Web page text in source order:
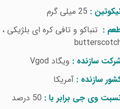
:
25میلی گرم
: تنباکو و تافی کره ای بلژیکی ،
سازنده : ویگاد Vgod
سازنده : آمریکا
وی جی برابر با :